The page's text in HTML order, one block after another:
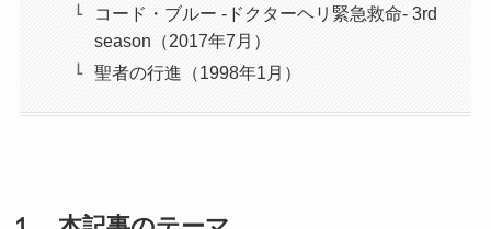
コード・ブルー -ドクターヘリ緊急救命- 3rd
season（2017年7月）
聖者の行進（1998年1月）